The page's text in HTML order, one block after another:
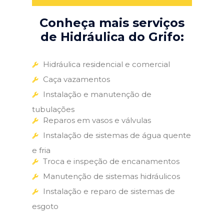
Conheça mais serviços
de Hidráulica do Grifo:
Hidráulica residencial e comercial
Caça vazamentos
Instalação e manutenção de
tubulações
Reparos em vasos e válvulas
Instalação de sistemas de água quente
e fria
Troca e inspeção de encanamentos
Manutenção de sistemas hidráulicos
Instalação e reparo de sistemas de
esgoto